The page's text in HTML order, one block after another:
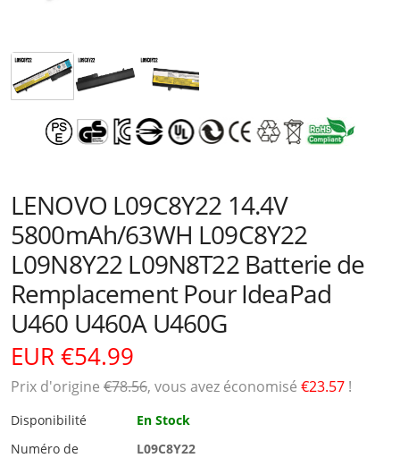
LENOVO L09C8Y22 14.4V
5800mAh/63WH L09C8Y22
L09N8Y22 L09N8T22 Batterie de
Remplacement Pour IdeaPad
U460 U460A U460G
EUR €54.99
Prix ​​d'origine €78.56, vous avez économisé €23.57 !
Disponibilité
En Stock
Numéro de
L09C8Y22